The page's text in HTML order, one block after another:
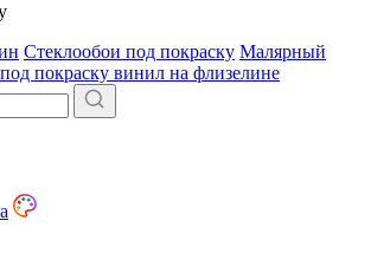
Стеклообои под покраску Малярный
покраску винил на флизелине